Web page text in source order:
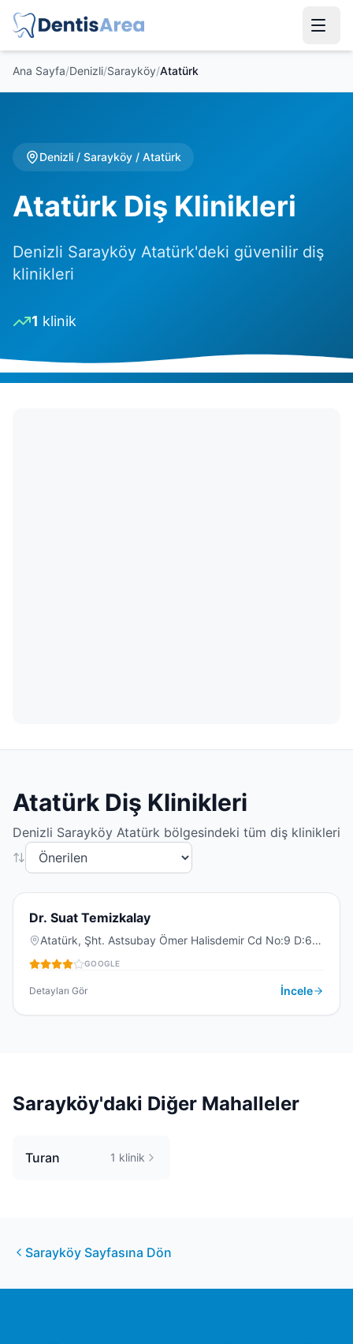
Ana Sayfa/Denizli/Sarayköy/Atatürk
Denizli / Sarayköy / Atatürk
Atatürk Diş Klinikleri
Denizli Sarayköy Atatürk'deki güvenilir diş
klinikleri
1 klinik
Atatürk Diş Klinikleri
Denizli Sarayköy Atatürk bölgesindeki tüm diş klinikleri
D
DIŞ KLINIĞI
Dr. Suat Temizkalay
Atatürk, Şht. Astsubay Ömer Halisdemir Cd No:9 D:6,
20300 Sarayköy/Denizli, Türkiye
GOOGLE
Detayları Gör İncele
Sarayköy'daki Diğer Mahalleler
Turan 1 klinik
Sarayköy Sayfasına Dön